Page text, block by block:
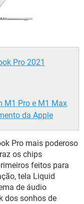
Pro 2021
M1 Pro e M1 Max
da Apple
Pro mais poderoso
os chips
feitos para
tela Liquid
de áudio
dos sonhos de